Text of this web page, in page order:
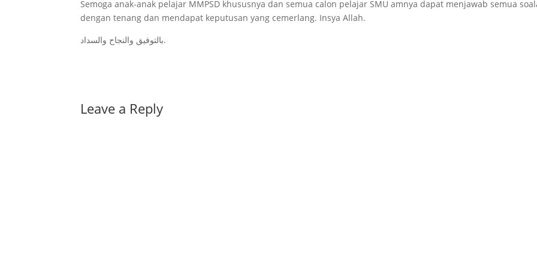
Semoga anak-anak pelajar MMPSD khususnya dan semua calon pelajar SMU amnya dapat menjawab semua
dengan tenang dan mendapat keputusan yang cemerlang. Insya Allah.
بالتوفيق والنجاح والسداد.
Leave a Reply